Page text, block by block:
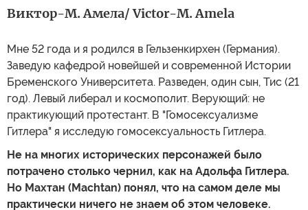
Виктор-М. Амела/ Victor-M. Amela
Мне 52 года и я родился в Гельзенкирхен (Германия).
Заведую кафедрой новейшей и современной Истории
Бременского Университета. Разведен, один сын, Тис (21
год). Левый либерал и космополит. Верующий: не
практикующий протестант. В "Гомосексуализме
Гитлера" я исследую гомосексуальность Гитлера.
Не на многих исторических персонажей было
потрачено столько чернил, как на Адольфа Гитлера.
Но Махтан (Machtan) понял, что на самом деле мы
практически ничего не знаем об этом человеке.